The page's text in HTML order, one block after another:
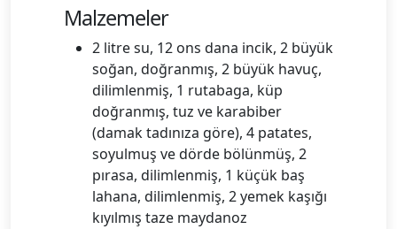
Malzemeler
2 litre su, 12 ons dana incik, 2 büyük
soğan, doğranmış, 2 büyük havuç,
dilimlenmiş, 1 rutabaga, küp
doğranmış, tuz ve karabiber
(damak tadınıza göre), 4 patates,
soyulmuş ve dörde bölünmüş, 2
pırasa, dilimlenmiş, 1 küçük baş
lahana, dilimlenmiş, 2 yemek kaşığı
kıyılmış taze maydanoz